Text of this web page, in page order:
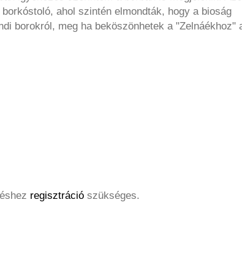
ahol szintén elmondták, hogy a bioság
borokról, meg ha beköszönhetek a "Zelnáékhoz"
regisztráció szükséges.